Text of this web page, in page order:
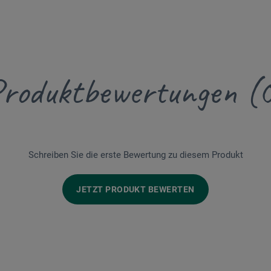
Schreiben Sie die erste Bewertung zu diesem Produkt
JETZT PRODUKT BEWERTEN